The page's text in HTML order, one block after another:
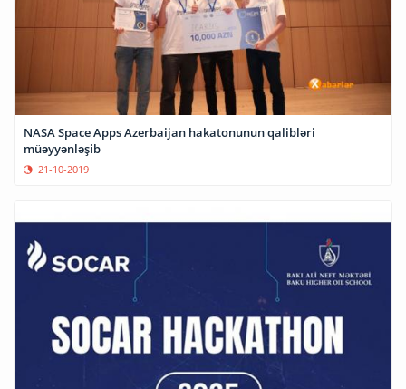
NASA Space Apps Azerbaijan hakatonunun qalibləri
müəyyənləşib
21-10-2019